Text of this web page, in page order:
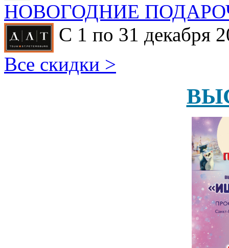
НОВОГОДНИЕ
С 1 по 31 декабря
Все скидки >